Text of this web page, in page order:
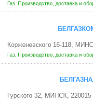
Газ. Производство, доставка и
Корженевского 16-118,
Газ. Производство, доставка и
Гурского 32, МИНСК, 220015